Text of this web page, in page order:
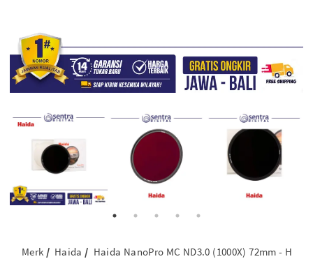
Merk Haida Haida NanoPro MC ND3.0 (1000X) 72mm -